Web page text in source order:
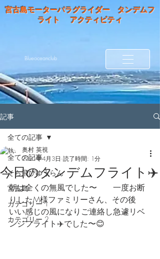
宮古島モーターパラグライダー タンデムフ
ライト アクティビティ
Blueoceanclub
記事
全ての記事
そら飛びゆうらん
宮古島
カテゴリー 1
カテゴリー 2
全ての記事
今日のタンデムフライト✈️
奥村 英視
2021年4月3日 読了時間: 1分
朝は全くの無風でした〜　　一度お断
りしたM様ファミリーさん、その後
いい感じの風になりご連絡し急遽リベ
ンジフライト✈️でした〜😊